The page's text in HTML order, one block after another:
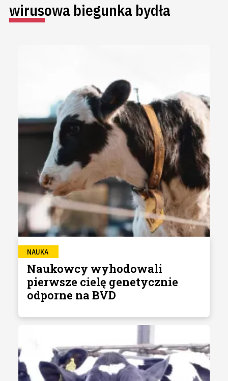
wirusowa biegunka bydła
NAUKA
Naukowcy wyhodowali
pierwsze cielę genetycznie
odporne na BVD